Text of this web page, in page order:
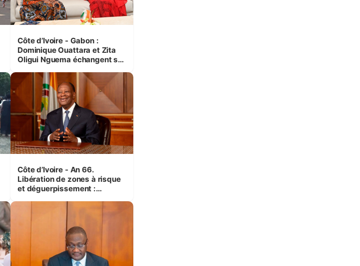
Côte d’Ivoire - Gabon :
Dominique Ouattara et Zita
Oligui Nguema échangent sur
femmes et des enfants
Côte d’Ivoire - An 66.
Libération de zones à risque
et déguerpissement :
respect de l'Etat de droit pour
préserver les vies humaines